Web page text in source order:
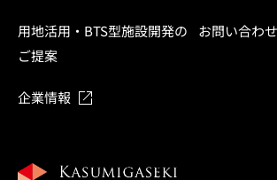
用地活用・BTS型施設開発の
ご提案
お問い合わせ
企業情報